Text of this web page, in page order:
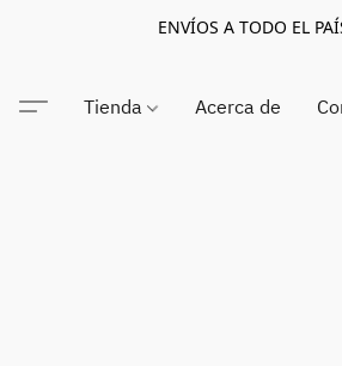
ENVÍOS A TODO EL
Tienda Acerca de